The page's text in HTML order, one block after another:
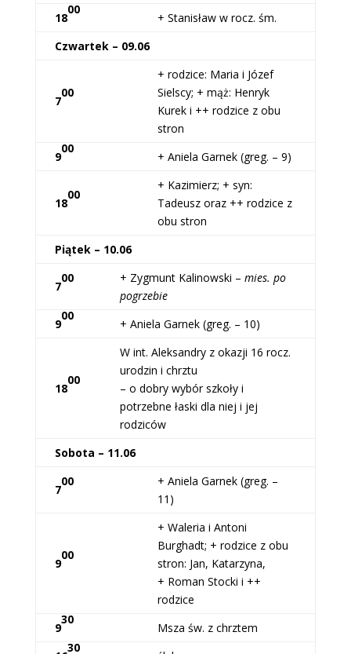
18
00
+ Stanisław w rocz. śm.
Czwartek – 09.06
7
00
+ rodzice: Maria i Józef
Sielscy; + mąż: Henryk
Kurek i ++ rodzice z obu
stron
9
00
+ Aniela Garnek (greg. – 9)
18
00
+ Kazimierz; + syn:
Tadeusz oraz ++ rodzice z
obu stron
Piątek – 10.06
7
00 + Zygmunt Kalinowski – mies. po
pogrzebie
9
00
+ Aniela Garnek (greg. – 10)
18
00
W int. Aleksandry z okazji 16 rocz.
urodzin i chrztu
– o dobry wybór szkoły i
potrzebne łaski dla niej i jej
rodziców
Sobota – 11.06
7
00
+ Aniela Garnek (greg. –
11)
9
00
+ Waleria i Antoni
Burghadt; + rodzice z obu
stron: Jan, Katarzyna,
+ Roman Stocki i ++
rodzice
9
30
Msza św. z chrztem
30